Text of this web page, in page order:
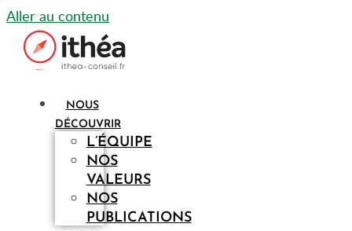
Aller au contenu
NOUS
DÉCOUVRIR
L’ÉQUIPE
NOS
VALEURS
NOS
PUBLICATIONS